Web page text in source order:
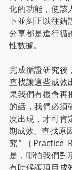
化的功能，使該
下並糾正以往錯
分享都是進行循
性數據。
完成循證研究後
查找讓這些成效
果我們有機會再
的話，我們必須
次出現，才可肯
期成效。查找原
究”（Practice
是，哪怕我們對
有時候讓項目成